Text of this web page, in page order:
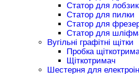
Статор для
Статор для пилки
Статор для
Статор для
Вугільні графітні щітки
Пробка
Щіткотримач
Шестерня для